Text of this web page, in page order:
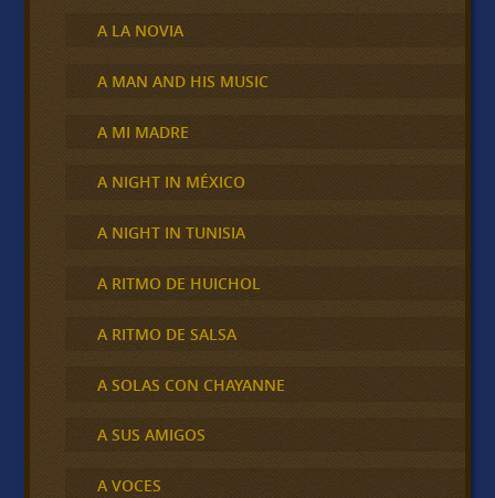
A LA NOVIA
A MAN AND HIS MUSIC
A MI MADRE
A NIGHT IN MÉXICO
A NIGHT IN TUNISIA
A RITMO DE HUICHOL
A RITMO DE SALSA
A SOLAS CON CHAYANNE
A SUS AMIGOS
A VOCES